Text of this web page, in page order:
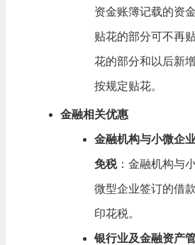
资金账簿记载的资
贴花的部分可不再
花的部分和以后新
按规定贴花。
金融相关优惠
金融机构与小微企
免税：金融机构与
微型企业签订的借
印花税。
银行业及金融资产